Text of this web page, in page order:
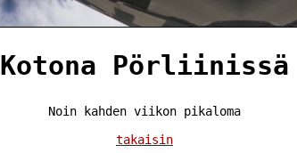
Kotona Pörliinissä
Noin kahden viikon pikaloma
takaisin